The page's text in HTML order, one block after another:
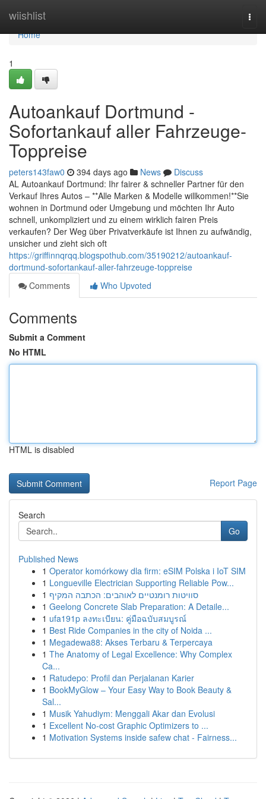
wiishlist
Home
Home
1
Autoankauf Dortmund -
Sofortankauf aller Fahrzeuge-
Toppreise
peters143faw0 394 days ago News
Discuss
AL Autoankauf Dortmund: Ihr fairer & schneller Partner für den
Verkauf Ihres Autos – **Alle Marken & Modelle willkommen!**Sie
wohnen in Dortmund oder Umgebung und möchten Ihr Auto
schnell, unkompliziert und zu einem wirklich fairen Preis
verkaufen? Der Weg über Privatverkäufe ist Ihnen zu aufwändig,
unsicher und zieht sich oft
https://griffinnqrqq.blogspothub.com/35190212/autoankauf-
dortmund-sofortankauf-aller-fahrzeuge-toppreise
Comments
Who Upvoted
Comments
Submit a Comment
No HTML
HTML is disabled
Report Page
Search
Go
Published News
1 Operator komórkowy dla firm: eSIM Polska i IoT SIM
1 Longueville Electrician Supporting Reliable Pow...
1 סוויטות רומנטיים לאוהבים: הכתבה המקיף
1 Geelong Concrete Slab Preparation: A Detaile...
1 ufa191p ลงทะเบียน: คู่มือฉบับสมบูรณ์
1 Best Ride Companies in the city of Noida ...
1 Megadewa88: Akses Terbaru & Terpercaya
1 The Anatomy of Legal Excellence: Why Complex
Ca...
1 Ratudepo: Profil dan Perjalanan Karier
1 BookMyGlow – Your Easy Way to Book Beauty &
Sal...
1 Musik Yahudiym: Menggali Akar dan Evolusi
1 Excellent No-cost Graphic Optimizers to ...
1 Motivation Systems inside safew chat - Fairness...